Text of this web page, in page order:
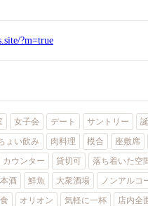
?m=true
女子会 デート サントリー
ょい飲み 肉料理 模合 座敷席
カウンター 貸切可 落ち着いた空
酒 鮮魚 大衆酒場 ノンアルコ
オリオン 気軽に一杯 店内全